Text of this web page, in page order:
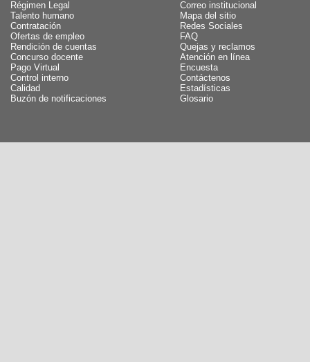
Régimen Legal
Talento humano
Contratación
Ofertas de empleo
Rendición de cuentas
Concurso docente
Pago Virtual
Control interno
Calidad
Buzón de notificaciones
Correo institucional
Mapa del sitio
Redes Sociales
FAQ
Quejas y reclamos
Atención en línea
Encuesta
Contáctenos
Estadísticas
Glosario